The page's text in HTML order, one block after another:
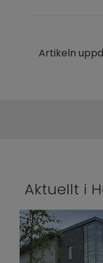
Artikeln
Aktuellt i